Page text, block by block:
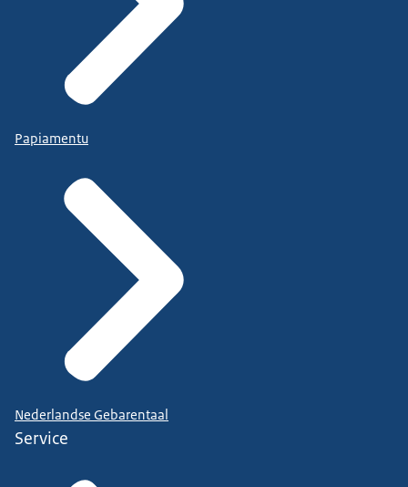
Papiamentu
Nederlandse Gebarentaal
Service